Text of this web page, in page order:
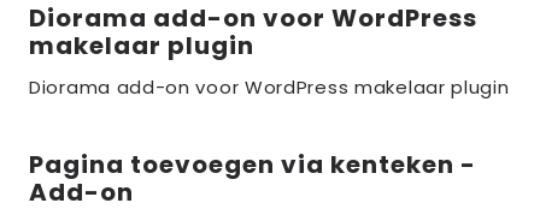
Lees
meer
over
Diorama add-on voor WordPress
makelaar plugin
Diorama add-on voor WordPress makelaar plugin
Lees
meer
Pagina toevoegen via kenteken -
Add-on